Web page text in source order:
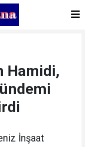
Hamidi,
İnşaat